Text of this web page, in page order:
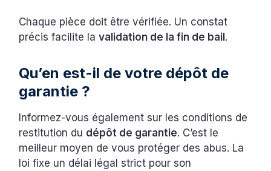
Chaque pièce doit être vérifiée. Un constat
précis facilite lavalidation de la fin de bail.
Qu’en est-il de votre dépôt de
garantie ?
Informez-vous également sur les conditions de
restitution du dépôt de garantie. C’est le
meilleur moyen de vous protéger des abus. La
loi fixe un délai légal strict pour son